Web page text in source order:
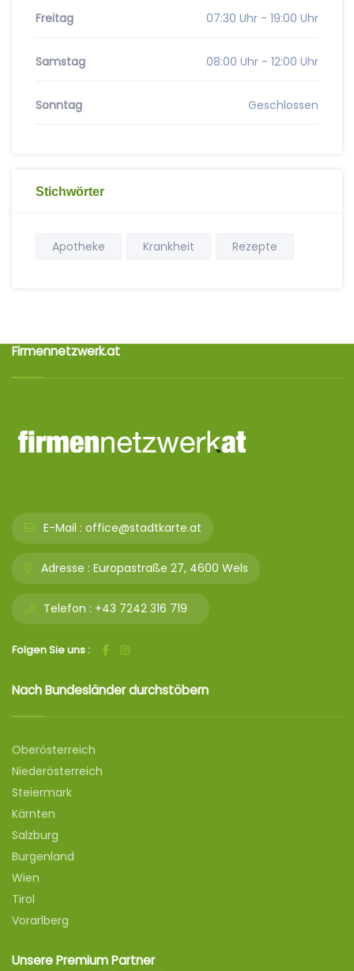
Freitag 07:30 Uhr - 19:00 Uhr
Samstag 08:00 Uhr - 12:00 Uhr
Sonntag Geschlossen
Stichwörter
Apotheke Krankheit Rezepte
Firmennetzwerk.at
E-Mail : office@stadtkarte.at
Adresse : Europastraße 27, 4600 Wels
Telefon : +43 7242 316 719
Folgen Sie uns :
Nach Bundesländer durchstöbern
Oberösterreich
Niederösterreich
Steiermark
Kärnten
Salzburg
Burgenland
Wien
Tirol
Vorarlberg
Unsere Premium Partner